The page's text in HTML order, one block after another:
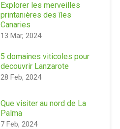
Explorer les merveilles
printanières des îles
Canaries
13 Mar, 2024
5 domaines viticoles pour
decouvrir Lanzarote
28 Feb, 2024
Que visiter au nord de La
Palma
7 Feb, 2024